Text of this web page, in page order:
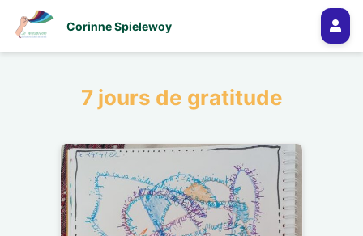
Corinne Spielewoy
7 jours de gratitude